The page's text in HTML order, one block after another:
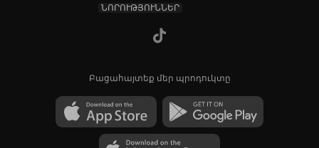
ՆՈՐՈՒԹՅՈՒՆՆԵՐ
Բացահայտեք մեր պրոդուկտը